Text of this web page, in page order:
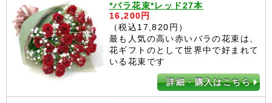
*バラ花束*レッド27本
16,200円
（税込17,820円）
最も人気の高い赤いバラの花束は、
花ギフトのとして世界中で好まれて
いる花束です
詳細・購入はこちら